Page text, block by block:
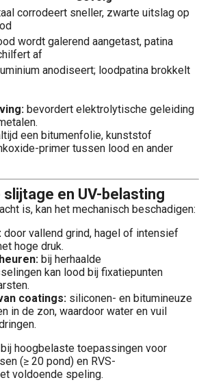
corrodeert sneller, zwarte uitslag op
wordt galerend aangetast, patina
af
anodiseert; loodpatina brokkelt
bevordert elektrolytische geleiding
een bitumenfolie, kunststof
primer tussen lood en ander
en UV-belasting
is, kan het mechanisch beschadigen:
door vallend grind, hagel of intensief
hoge druk.
bij herhaalde
kan lood bij fixatiepunten
coatings: siliconen- en bitumineuze
in de zon, waardoor water en vuil
hoogbelaste toepassingen voor
(≥ 20 pond) en RVS-
voldoende speling.